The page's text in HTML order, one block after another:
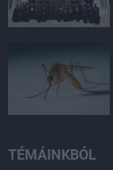
TÉMÁINKBÓL